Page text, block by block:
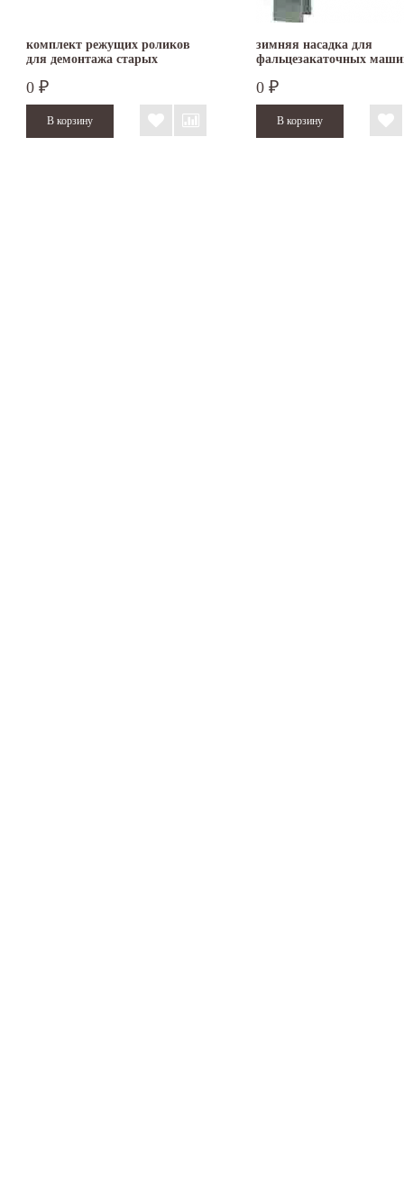
комплект режущих роликов
для демонтажа старых
0 ₽
зимняя насадка для
фальцезакаточных
0 ₽